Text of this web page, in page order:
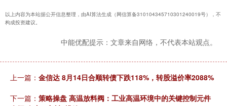
以上内容为本站据公开信息整理，由AI算法生成（网信算备310104345710301240019号），不
构成投资建议。
中能优配提示：文章来自网络，不代表本站观点。
上一篇： 金信达 8月14日合顺转债下跌118%，转股溢价率2088%
下一篇： 策略操盘 高温放料阀：工业高温环境中的关键控制元件